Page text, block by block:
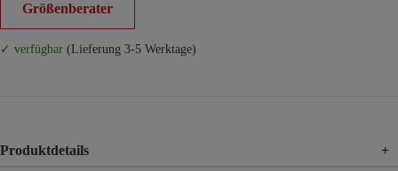
Größenberater
✓ verfügbar (Lieferung 3-5 Werktage)
Produktdetails +